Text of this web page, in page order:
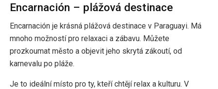
Encarnación – plážová destinace
Encarnación je krásná plážová destinace v Paraguayi. Má
mnoho možností pro relaxaci a zábavu. Můžete
prozkoumat město a objevit jeho skrytá zákoutí, od
karnevalu po pláže.
Je to ideální místo pro ty, kteří chtějí relax a kulturu. V